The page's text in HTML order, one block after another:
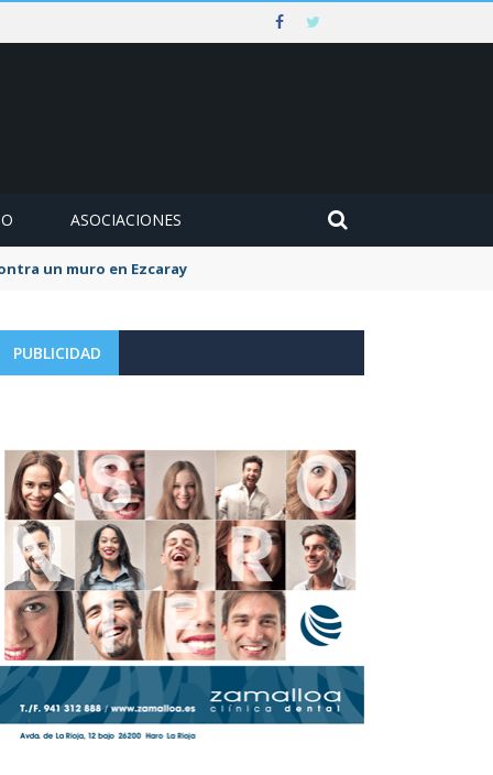
ASOCIACIONES
un muro en Ezcaray
PUBLICIDAD